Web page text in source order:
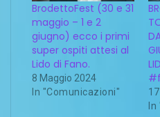
BrodettoFest (30 e 31
maggio – 1 e 2
giugno) ecco i primi
super ospiti attesi al
Lido di Fano.
8 Maggio 2024
In "Comunicazioni"
In